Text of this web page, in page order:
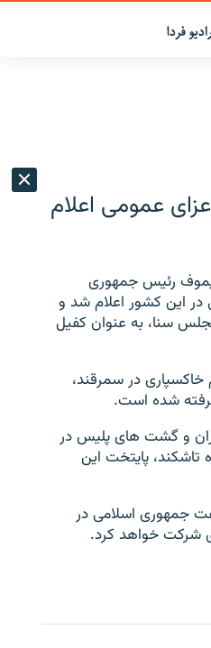
عمومی اعلام
رئیس جمهوری
در این کشور اعلام شد و
سنا، به عنوان کفیل
خاکسپاری در سمرقند،
شده است.
و گشت های پلیس در
تاشکند، پایتخت این
جمهوری اسلامی در
شرکت خواهد کرد.